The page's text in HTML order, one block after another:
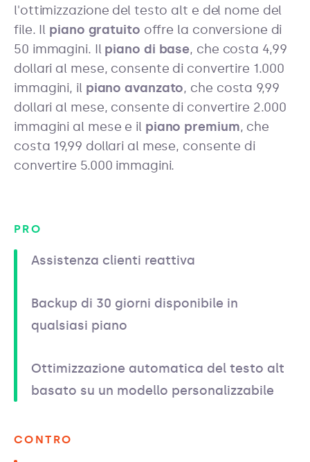
l'ottimizzazione del testo alt e del nome del
file. Il piano gratuito offre la conversione di
50 immagini. Il piano di base, che costa 4,99
dollari al mese, consente di convertire 1.000
immagini, il piano avanzato, che costa 9,99
dollari al mese, consente di convertire 2.000
immagini al mese e il piano premium, che
costa 19,99 dollari al mese, consente di
convertire 5.000 immagini.
PRO
Assistenza clienti reattiva
Backup di 30 giorni disponibile in
qualsiasi piano
Ottimizzazione automatica del testo alt
basato su un modello personalizzabile
CONTRO